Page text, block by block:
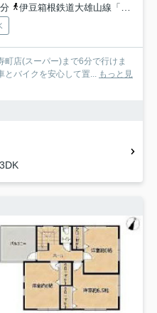
伊豆箱根鉄道大雄山線「緑町」駅 徒歩4分
町店(スーパー)まで6分で行けま
とバイクを安心して置... もっと見